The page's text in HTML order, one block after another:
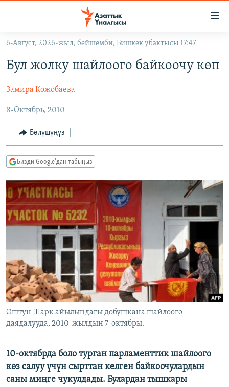
Навигацияга
өтүңүз
Издөөгө
салыңыз
КЫРГЫЗСТАН
КЫРГЫЗСТАН
САЯСАТ
ЭКОНОМИКА
МАДАНИЯТ
ДҮЙНӨ
ДҮЙНӨ
БОРБОР АЗИЯ
УКРАИНА
АТАЙЫН ИЛИКТӨӨ
ТВ ПРОГРАММАЛАР
БҮГҮН АЗАТТЫКТА
ЭКСПЕРТТЕР ТАЛДАЙТ
БИЗ ЖАНА ДҮЙНӨ
ДАНИСТЕ
ЭЖЕ-СИҢДИЛЕР
АЗАТТЫК+
ЫҢГАЙСЫЗ СУРООЛОР
ПОДКАСТ
ӨЗГӨЧӨ ПИКИР
Русский
ОНЛАЙН ШЕРИНЕ
ЭЕ/АРнун бардык сайттары
6-Август, 2026-жыл, бейшемби, Бишкек убактысы 17:47
Бул жолку шайлоого байкоочу көп
Замира Кожобаева
8-Октябрь, 2010
Бөлүшүңүз
Бизди Google'дан табыңыз
Оштун Шарк айылындагы добушкана шайлоого
даядалууда, 2010-жылдын 7-октябры.
10-октябрда боло турган парламенттик шайлоого
көз салуу үчүн сырттан келген байкоочулардын
саны миңге чукулдады. Булардан тышкары